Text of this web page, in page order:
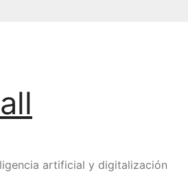
artificial y digitalización